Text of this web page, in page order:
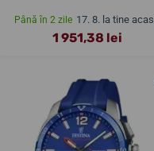
Până în 2 zile 17. 8. la tine
1 951,38 lei